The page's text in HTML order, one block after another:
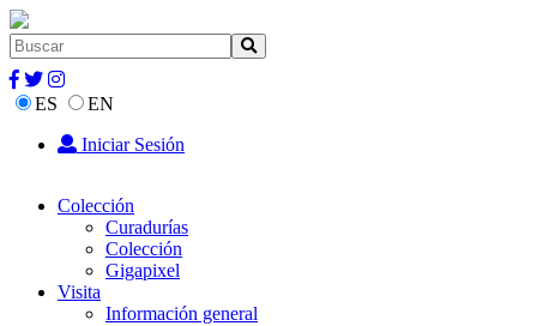
ES
EN
Iniciar Sesión
Colección
Curadurías
Colección
Gigapixel
Visita
Información general